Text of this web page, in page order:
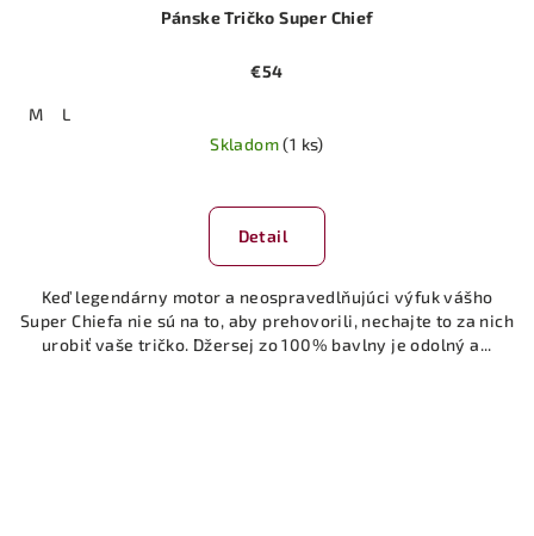
Pánske Tričko Super Chief
€54
M
L
Skladom(1 ks)
Detail
Keď legendárny motor a neospravedlňujúci výfuk vášho
Super Chiefa nie sú na to, aby prehovorili, nechajte to za nich
urobiť vaše tričko. Džersej zo 100% bavlny je odolný a...